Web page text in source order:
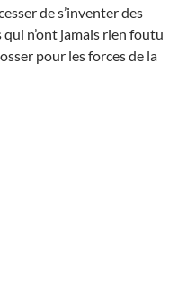
de s’inventer des
n’ont jamais rien foutu
pour les forces de la